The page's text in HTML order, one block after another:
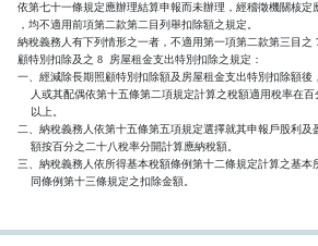
依第七十一條規定應辦理結算申報而未辦理，經稽徵機關核定
，均不適用前項第二款第二目列舉扣除額之規定。
納稅義務人有下列情形之一者，不適用第一項第二款第三目之
顧特別扣除及之 8  房屋租金支出特別扣除之規定：
一、經減除長期照顧特別扣除額及房屋租金支出特別扣除額後
人或其配偶依第十五條第二項規定計算之稅額適用稅率在
    以上。
二、納稅義務人依第十五條第五項規定選擇就其申報戶股利及
    額按百分之二十八稅率分開計算應納稅額。
三、納稅義務人依所得基本稅額條例第十二條規定計算之基本
    同條例第十三條規定之扣除金額。